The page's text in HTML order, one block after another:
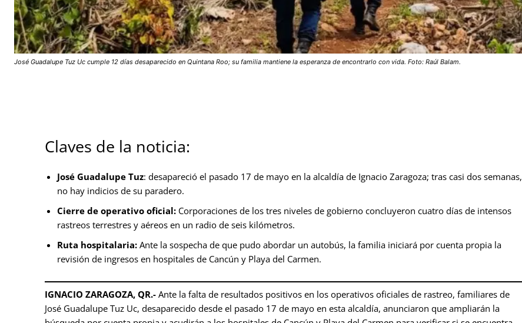
José Guadalupe Tuz Uc cumple 12 días desaparecido en Quintana Roo; su familia mantiene la esperanza de encontrarlo con vida. Foto: Raúl Balam.
Claves de la noticia:
José Guadalupe Tuz: desapareció el pasado 17 de mayo en la alcaldía de Ignacio Zaragoza; tras casi dos semanas,
no hay indicios de su paradero.
Cierre de operativo oficial: Corporaciones de los tres niveles de gobierno concluyeron cuatro días de intensos
rastreos terrestres y aéreos en un radio de seis kilómetros.
Ruta hospitalaria: Ante la sospecha de que pudo abordar un autobús, la familia iniciará por cuenta propia la
revisión de ingresos en hospitales de Cancún y Playa del Carmen.
IGNACIO ZARAGOZA, QR.- Ante la falta de resultados positivos en los operativos oficiales de rastreo, familiares de
José Guadalupe Tuz Uc, desaparecido desde el pasado 17 de mayo en esta alcaldía, anunciaron que ampliarán la